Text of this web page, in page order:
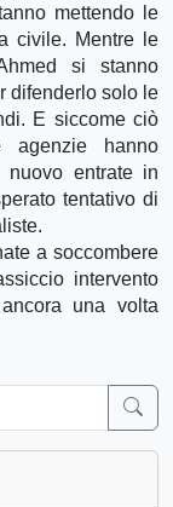
mettendo le
civile. Mentre le
si stanno
difenderlo solo le
E siccome ciò
agenzie hanno
nuovo entrate in
tentativo di
a soccombere
intervento
una volta